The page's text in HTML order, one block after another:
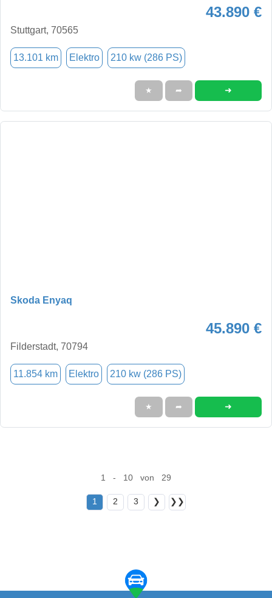
43.890 €
Stuttgart, 70565
13.101 km Elektro 210 kw (286 PS)
★ ➦ ➜
Skoda Enyaq
45.890 €
Filderstadt, 70794
11.854 km Elektro 210 kw (286 PS)
★ ➦ ➜
1 - 10 von 29
1 2 3 ❯ ❯❯